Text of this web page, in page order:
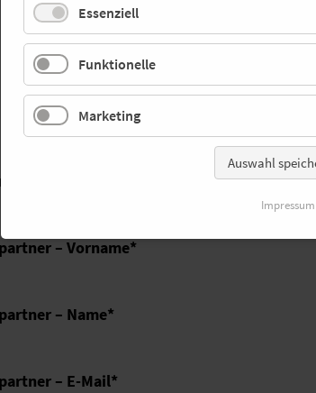
Organisation
– Vorname*
– Name*
– E-Mail*
Essenziell
Funktionelle
Marketing
Auswahl
Impressum